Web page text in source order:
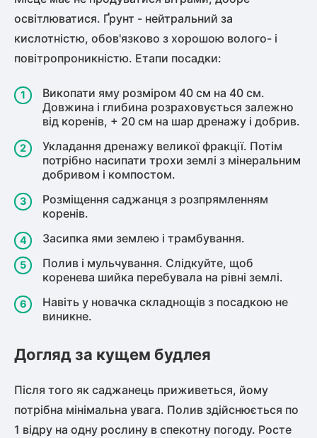
освітлюватися. Ґрунт - нейтральний за
кислотністю, обов'язково з хорошою волого- і
повітропроникністю. Етапи посадки:
Викопати яму розміром 40 см на 40 см.
Довжина і глибина розраховується залежно
від коренів, + 20 см на шар дренажу і добрив.
Укладання дренажу великої фракції. Потім
потрібно насипати трохи землі з мінеральним
добривом і компостом.
Розміщення саджанця з розпрямленням
коренів.
Засипка ями землею і трамбування.
Полив і мульчування. Слідкуйте, щоб
коренева шийка перебувала на рівні землі.
Навіть у новачка складнощів з посадкою не
виникне.
Догляд за кущем будлея
Після того як саджанець приживеться, йому
потрібна мінімальна увага. Полив здійснюється по
1 відру на одну рослину в спекотну погоду. Росте